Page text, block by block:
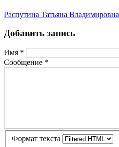
Распутина Татьяна Владимировна
Добавить запись
Имя *
Сообщение *
Формат текста